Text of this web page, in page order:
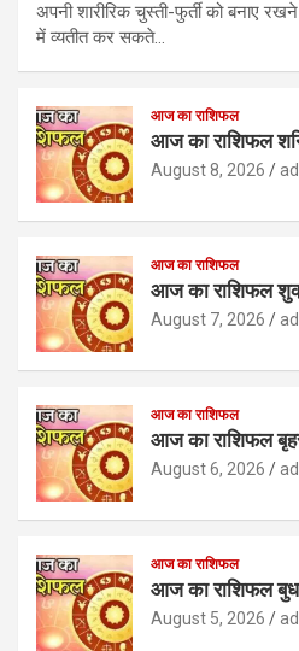
अपनी शारीरिक चुस्ती-फुर्ती को बनाए
में व्यतीत कर सकते…
आज का राशिफल
आज का राशिफल
August 8, 2026
आज का राशिफल
आज का राशिफल
August 7, 2026
आज का राशिफल
आज का राशिफल
August 6, 2026
आज का राशिफल
आज का राशिफल
August 5, 2026